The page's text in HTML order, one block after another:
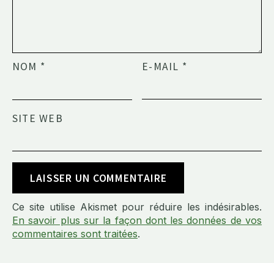
NOM * E-MAIL *
SITE WEB
Ce site utilise Akismet pour réduire les indésirables.
En savoir plus sur la façon dont les données de vos
commentaires sont traitées.